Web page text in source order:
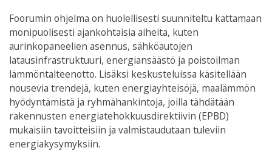
Foorumin ohjelma on huolellisesti suunniteltu kattamaan
monipuolisesti ajankohtaisia aiheita, kuten
aurinkopaneelien asennus, sähköautojen
latausinfrastruktuuri, energiansäästö ja poistoilman
lämmöntalteenotto. Lisäksi keskusteluissa käsitellään
nousevia trendejä, kuten energiayhteisöjä, maalämmön
hyödyntämistä ja ryhmähankintoja, joilla tähdätään
rakennusten energiatehokkuusdirektiivin (EPBD)
mukaisiin tavoitteisiin ja valmistaudutaan tuleviin
energiakysymyksiin.